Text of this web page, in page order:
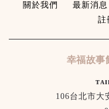
關於我們 最新消息
註
幸福故事
106台北市大